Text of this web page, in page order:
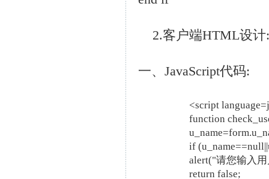
2.客户端HTML设计:
一、JavaScript代码:
<script
function
if
alert("请您输入
return false;